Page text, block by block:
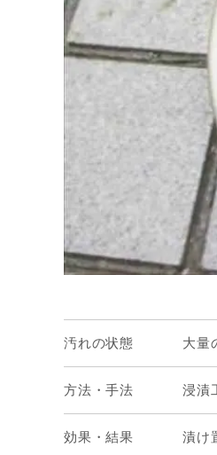
汚れの状態 大量
方法・手法 浸漬
効果・結果 漬け